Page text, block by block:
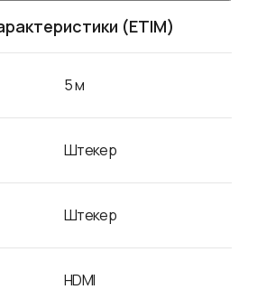
(ETIM)
5м
Штекер
Штекер
HDMI